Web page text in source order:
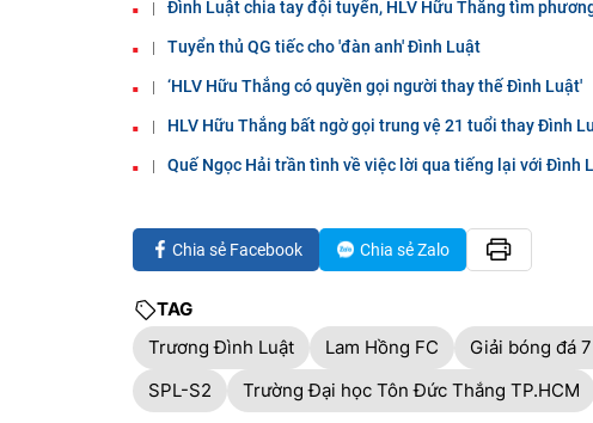
Đình Luật chia tay đội tuyển, HLV Hữu Thắng tìm
Tuyển thủ QG tiếc cho 'đàn anh' Đình Luật
‘HLV Hữu Thắng có quyền gọi người thay thế Đình Luật'
HLV Hữu Thắng bất ngờ gọi trung vệ 21 tuổi thay Đình
Quế Ngọc Hải trần tình về việc lời qua tiếng lại với Đình
Chia sẻ Facebook Chia sẻ Zalo
TAG
Trương Đình Luật
Lam Hồng FC Giải bóng đá
SPL-S2
Trường Đại học Tôn Đức Thắng TP.HCM